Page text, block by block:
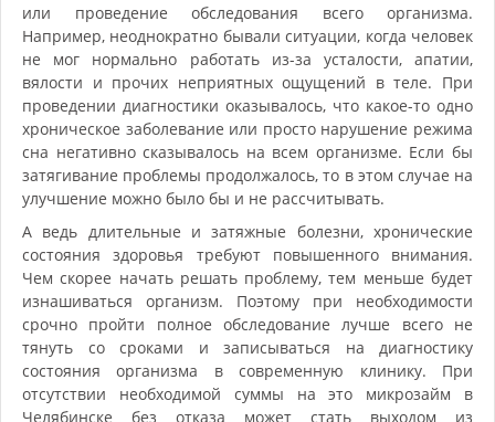
или проведение обследования всего организма.
Например, неоднократно бывали ситуации, когда человек
не мог нормально работать из-за усталости, апатии,
вялости и прочих неприятных ощущений в теле. При
проведении диагностики оказывалось, что какое-то одно
хроническое заболевание или просто нарушение режима
сна негативно сказывалось на всем организме. Если бы
затягивание проблемы продолжалось, то в этом случае на
улучшение можно было бы и не рассчитывать.
А ведь длительные и затяжные болезни, хронические
состояния здоровья требуют повышенного внимания.
Чем скорее начать решать проблему, тем меньше будет
изнашиваться организм. Поэтому при необходимости
срочно пройти полное обследование лучше всего не
тянуть со сроками и записываться на диагностику
состояния организма в современную клинику. При
отсутствии необходимой суммы на это микрозайм в
Челябинске без отказа может стать выходом из